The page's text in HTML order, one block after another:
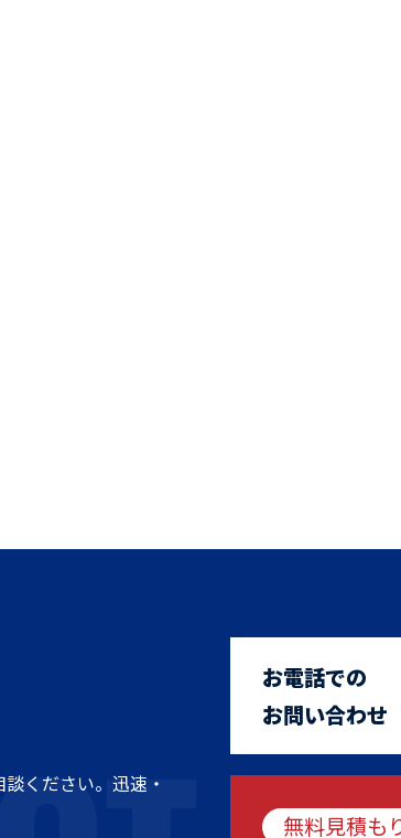
ください。迅速・
お電話での
お問い合わせ
無料見積も